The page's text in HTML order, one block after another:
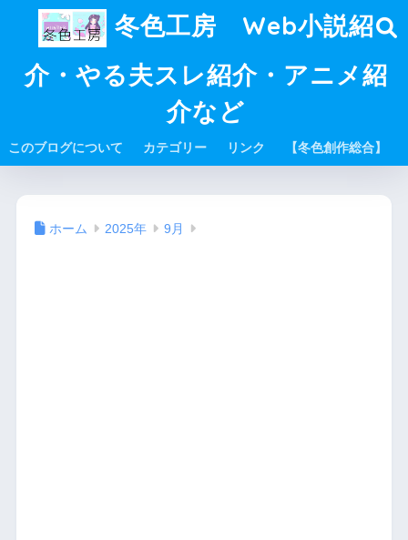
冬色工房 Web小説紹
介・やる夫スレ紹介・アニメ紹
介など
このブログについて カテゴリー リンク 【冬色創作総合】
ホーム 2025年 9月